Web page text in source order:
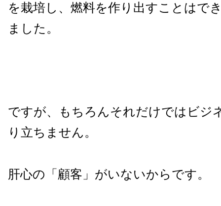
を栽培し、燃料を作り出すことはで
ました。
ですが、もちろんそれだけではビジ
り立ちません。
肝心の「顧客」がいないからです。